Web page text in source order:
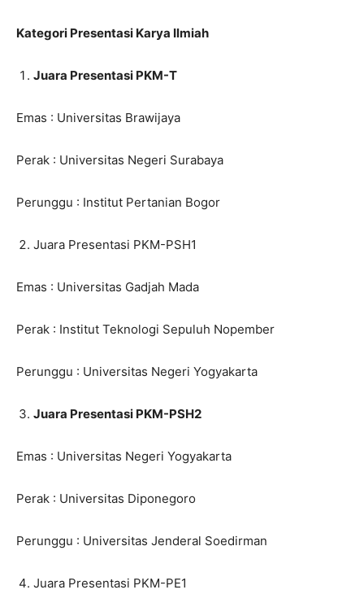
Kategori Presentasi Karya Ilmiah
Juara Presentasi PKM-T
Emas : Universitas Brawijaya
Perak : Universitas Negeri Surabaya
Perunggu : Institut Pertanian Bogor
Juara Presentasi PKM-PSH1
Emas : Universitas Gadjah Mada
Perak : Institut Teknologi Sepuluh Nopember
Perunggu : Universitas Negeri Yogyakarta
Juara Presentasi PKM-PSH2
Emas : Universitas Negeri Yogyakarta
Perak : Universitas Diponegoro
Perunggu : Universitas Jenderal Soedirman
Juara Presentasi PKM-PE1